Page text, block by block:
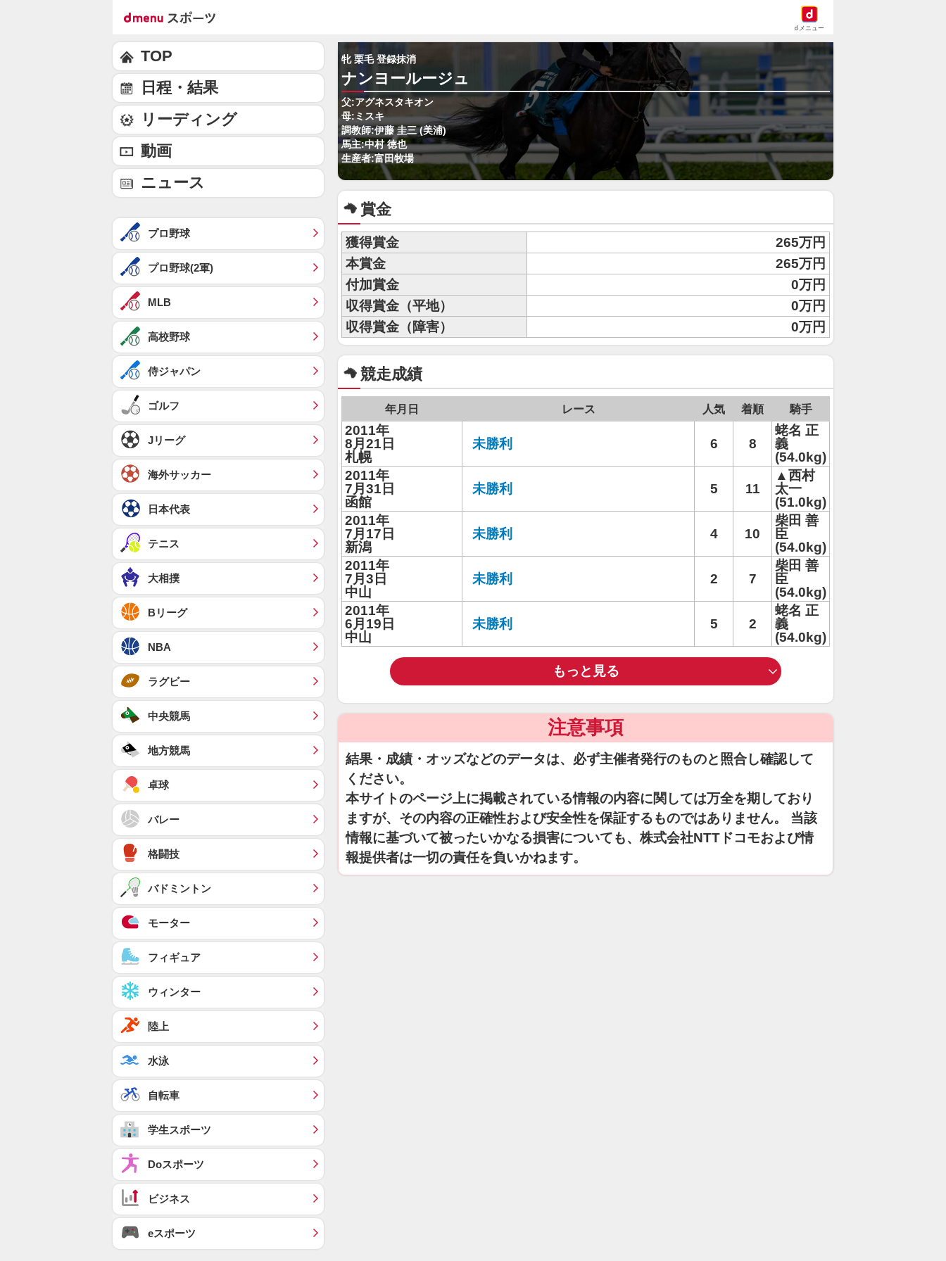
dメニュー
牝 栗毛 登録抹消
ナンヨールージュ
父:アグネスタキオン
母:ミスキ
調教師:伊藤 圭三 (美浦)
馬主:中村 徳也
生産者:富田牧場
賞金
獲得賞金
265万円
本賞金
265万円
付加賞金
0万円
収得賞金（平地）
0万円
収得賞金（障害）
0万円
競走成績
年月日 レース 人気 着順 騎手
2011年
8月21日
札幌
未勝利 6 8
蛯名 正
義
(54.0kg)
2011年
7月31日
函館
未勝利 5 11
▲西村
太一
(51.0kg)
2011年
7月17日
新潟
未勝利 4 10
柴田 善
臣
(54.0kg)
2011年
7月3日
中山
未勝利 2 7
柴田 善
臣
(54.0kg)
2011年
6月19日
中山
未勝利 5 2
蛯名 正
義
(54.0kg)
もっと見る
注意事項
結果・成績・オッズなどのデータは、必ず主催者発行のものと照合し確認して
ください。
本サイトのページ上に掲載されている情報の内容に関しては万全を期しており
ますが、その内容の正確性および安全性を保証するものではありません。 当該
情報に基づいて被ったいかなる損害についても、株式会社NTTドコモおよび情
報提供者は一切の責任を負いかねます。
TOP
日程・結果
リーディング
動画
ニュース
プロ野球
プロ野球(2軍)
MLB
高校野球
侍ジャパン
ゴルフ
Jリーグ
海外サッカー
日本代表
テニス
大相撲
Bリーグ
NBA
ラグビー
中央競馬
地方競馬
卓球
バレー
格闘技
バドミントン
モーター
フィギュア
ウィンター
陸上
水泳
自転車
学生スポーツ
Doスポーツ
ビジネス
eスポーツ